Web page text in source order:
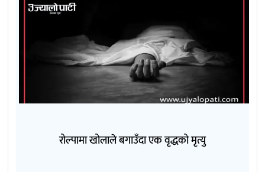
रोल्पामा खोलाले बगाउँदा एक वृद्धको मृत्यु